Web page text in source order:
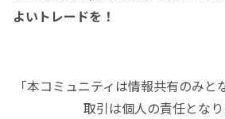
よいトレードを！
「本コミュニティは情報共有のみと
取引は個人の責任となり